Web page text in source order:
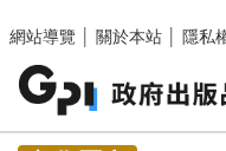
網站導覽
關於本站 隱私
:::